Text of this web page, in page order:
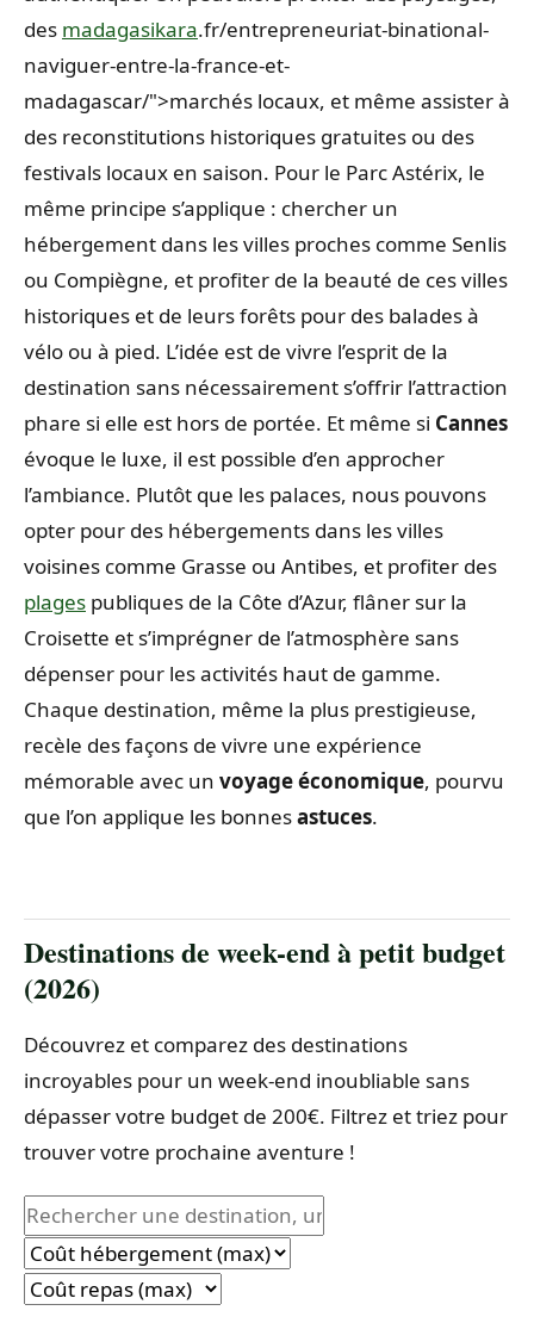
des madagasikara.fr/entrepreneuriat-binational-
naviguer-entre-la-france-et-
madagascar/">marchés locaux, et même assister à
des reconstitutions historiques gratuites ou des
festivals locaux en saison. Pour le Parc Astérix, le
même principe s’applique : chercher un
hébergement dans les villes proches comme Senlis
ou Compiègne, et profiter de la beauté de ces villes
historiques et de leurs forêts pour des balades à
vélo ou à pied. L’idée est de vivre l’esprit de la
destination sans nécessairement s’offrir l’attraction
phare si elle est hors de portée. Et même si Cannes
évoque le luxe, il est possible d’en approcher
l’ambiance. Plutôt que les palaces, nous pouvons
opter pour des hébergements dans les villes
voisines comme Grasse ou Antibes, et profiter des
plages publiques de la Côte d’Azur, flâner sur la
Croisette et s’imprégner de l’atmosphère sans
dépenser pour les activités haut de gamme.
Chaque destination, même la plus prestigieuse,
recèle des façons de vivre une expérience
mémorable avec un voyage économique, pourvu
que l’on applique les bonnesastuces.
Destinations de week-end à petit budget
(2026)
Découvrez et comparez des destinations
incroyables pour un week-end inoubliable sans
dépasser votre budget de 200€. Filtrez et triez pour
trouver votre prochaine aventure !
Filtrer par coût d’hébergement maximum
Filtrer par coût de repas maximum